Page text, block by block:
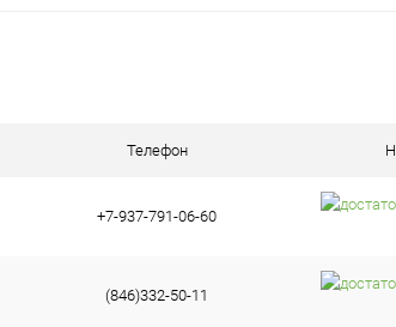
Телефон
+7-937-791-06-60
(846)332-50-11